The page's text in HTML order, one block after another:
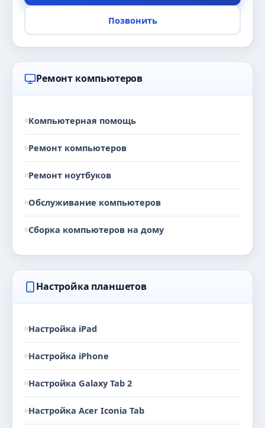
Позвонить
Ремонт компьютеров
Компьютерная помощь
Ремонт компьютеров
Ремонт ноутбуков
Обслуживание компьютеров
Сборка компьютеров на дому
Настройка планшетов
Настройка iPad
Настройка iPhone
Настройка Galaxy Tab 2
Настройка Acer Iconia Tab